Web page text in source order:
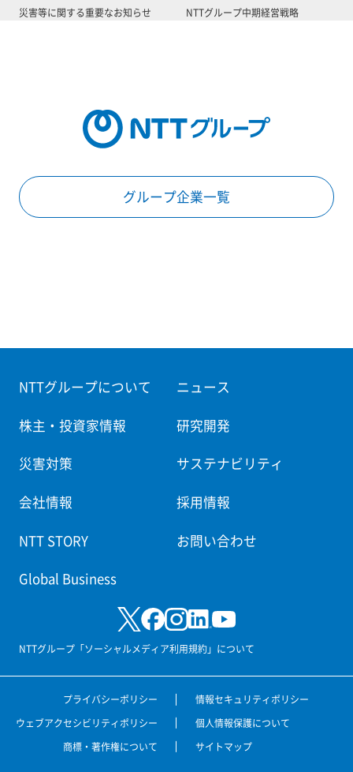
災害等に関する重要なお知らせ NTTグループ中期経営戦略
グループ企業一覧
NTTグループについて ニュース
株主・投資家情報 研究開発
災害対策 サステナビリティ
会社情報 採用情報
NTT STORY お問い合わせ
Global Business
NTTグループ「ソーシャルメディア利用規約」について
プライバシーポリシー
情報セキュリティポリシー
ウェブアクセシビリティポリシー
個人情報保護について
商標・著作権について
サイトマップ